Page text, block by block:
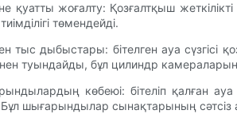
қуатты жоғалту: Қозғалтқыш
төмендейді.
тыс дыбыстары: бітелген ауа
туындайды, бұл цилиндр
көбеюі: бітеліп қалған
Бұл шығарындылар сынақтарының